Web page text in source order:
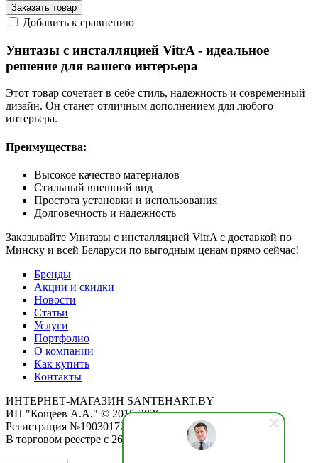
Заказать товар
Добавить к сравнению
Унитазы с инсталляцией VitrA - идеальное
решение для вашего интерьера
Этот товар сочетает в себе стиль, надежность и современный
дизайн. Он станет отличным дополнением для любого
интерьера.
Преимущества:
Высокое качество материалов
Стильный внешний вид
Простота установки и использования
Долговечность и надежность
Заказывайте Унитазы с инсталляцией VitrA с доставкой по
Минску и всей Беларуси по выгодным ценам прямо сейчас!
Бренды
Акции и скидки
Новости
Статьи
Услуги
Портфолио
О компании
Как купить
Контакты
ИНТЕРНЕТ-МАГАЗИН SANTEHART.BY
ИП "Кощеев А.А." © 2015-2026
Регистрация №190301725 от 12.02.2015
В торговом реестре с 26.11.2019